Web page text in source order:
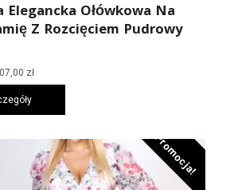
Elegancka Ołówkowa Na
Z Rozcięciem Pudrowy
zł.
złAktualna
cena
207,00 zł.
Promocja!